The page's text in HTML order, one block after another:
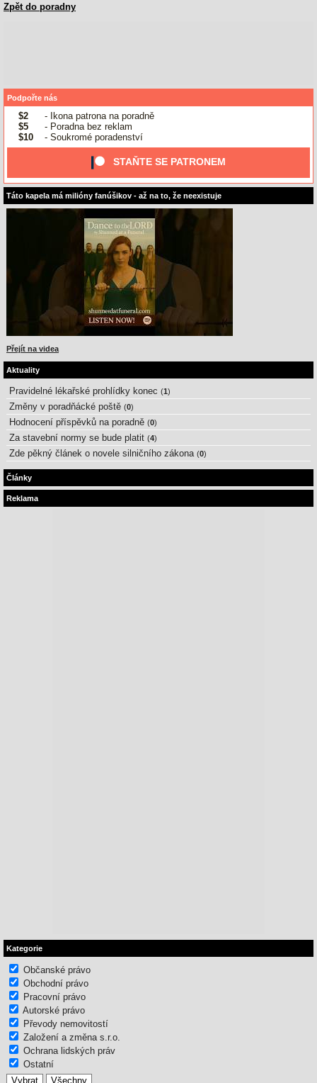
Zpět do poradny
Podpořte nás
$2
- Ikona patrona na poradně
$5
- Poradna bez reklam
$10
- Soukromé poradenství
STAŇTE SE PATRONEM
Táto kapela má milióny fanúšikov - až na to, že neexistuje
Přejít na videa
Aktuality
Pravidelné lékařské prohlídky konec (1)
Změny v poradňácké poště (0)
Hodnocení příspěvků na poradně (0)
Za stavební normy se bude platit (4)
Zde pěkný článek o novele silničního zákona (0)
Články
Reklama
Kategorie
Občanské právo
Obchodní právo
Pracovní právo
Autorské právo
Převody nemovitostí
Založení a změna s.r.o.
Ochrana lidských práv
Ostatní